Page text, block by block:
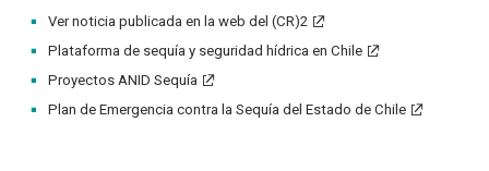
Ver noticia publicada en la web del (CR)2
Plataforma de sequía y seguridad hídrica en Chile
Proyectos ANID Sequía
Plan de Emergencia contra la Sequía del Estado de Chile